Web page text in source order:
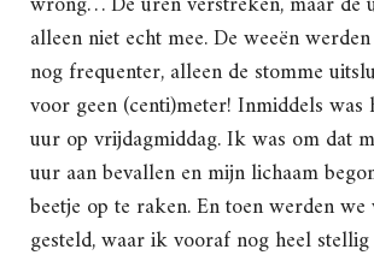
alleen niet echt mee. De weeën
nog frequenter, alleen de stomme
voor geen (centi)meter! Inmiddels
uur op vrijdagmiddag. Ik was om dat
uur aan bevallen en mijn lichaam
beetje op te raken. En toen werden
gesteld, waar ik vooraf nog heel